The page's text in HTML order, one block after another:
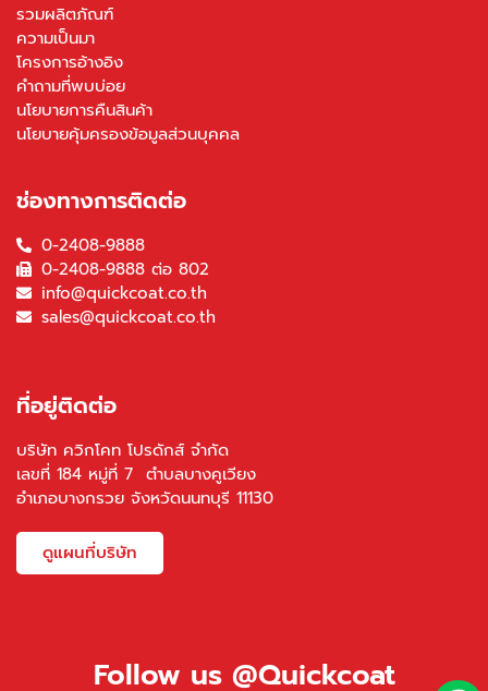
รวมผลิตภัณฑ์
ความเป็นมา
โครงการอ้างอิง
คำถามที่พบบ่อย
นโยบายการคืนสินค้า
นโยบายคุ้มครองข้อมูลส่วนบุคคล
ช่องทางการติดต่อ
0-2408-9888
0-2408-9888 ต่อ 802
info@quickcoat.co.th
sales@quickcoat.co.th
ที่อยู่ติดต่อ
บริษัท ควิกโคท โปรดักส์ จำกัด
เลขที่ 184 หมู่ที่ 7 ตำบลบางคูเวียง
อำเภอบางกรวย จังหวัดนนทบุรี 11130
ดูแผนที่บริษัท
Follow us @Quickcoat